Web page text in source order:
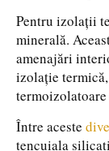
Pentru izolații
minerală.
amenajări
izolație
Între aceste
tencuiala